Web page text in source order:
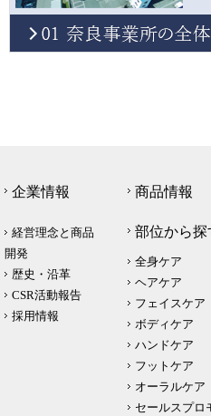
企業情報
経営理念と商品
開発
歴史・沿革
CSR活動報告
採用情報
商品情報
部位から探
全身ケア
ヘアケア
フェイスケア
ボディケア
ハンドケア
フットケア
オーラルケア
セールスプロ